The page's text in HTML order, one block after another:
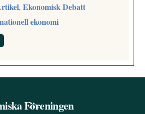
,Ekonomisk Debatt
ekonomi
Back
Föreningen